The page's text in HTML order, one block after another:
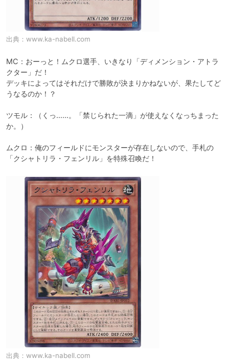
出典： www.ka-nabell.com
MC：おーっと！ムクロ選手、いきなり「ディメンション・アトラ
クター」だ！
デッキによってはそれだけで勝敗が決まりかねないが、果たしてど
うなるのか！？
ツモル：（くっ……。「禁じられた一滴」が使えなくなっちまった
か。）
ムクロ：俺のフィールドにモンスターが存在しないので、手札の
「クシャトリラ・フェンリル」を特殊召喚だ！
出典： www.ka-nabell.com